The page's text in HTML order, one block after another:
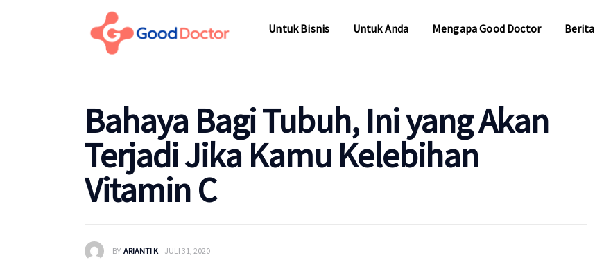
Untuk Bisnis Untuk Anda Mengapa Good Doctor Berita
Bahaya Bagi Tubuh, Ini yang Akan
Terjadi Jika Kamu Kelebihan
Vitamin C
BY ARIANTI K JULI 31, 2020